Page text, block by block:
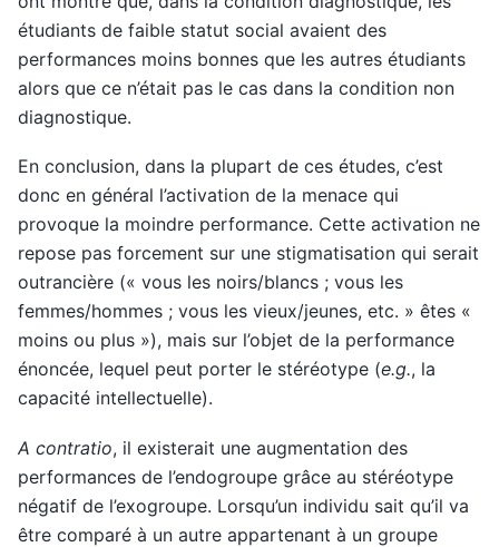
étudiants de faible statut social avaient des
performances moins bonnes que les autres étudiants
alors que ce n’était pas le cas dans la condition non
diagnostique.
En conclusion, dans la plupart de ces études, c’est
donc en général l’activation de la menace qui
provoque la moindre performance. Cette activation ne
repose pas forcement sur une stigmatisation qui serait
outrancière (« vous les noirs/blancs ; vous les
femmes/hommes ; vous les vieux/jeunes, etc. » êtes «
moins ou plus »), mais sur l’objet de la performance
énoncée, lequel peut porter le stéréotype (e.g., la
capacité intellectuelle).
A contratio, il existerait une augmentation des
performances de l’endogroupe grâce au stéréotype
négatif de l’exogroupe. Lorsqu’un individu sait qu’il va
être comparé à un autre appartenant à un groupe